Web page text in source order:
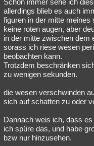
Schon immer sehe ich
allerdings blieb es auch
figuren in der mitte meines
keine roten augen, aber
in der mitte zwischen dem
sorass ich riese wesen
beobachten kann.
Trotzdem beschränken
zu wenigen sekunden.
die wesen verschwinden
sich auf schatten zu oder
Dannach weis ich, dass
ich spüre das, und habe
bzw nur hinzusehen.